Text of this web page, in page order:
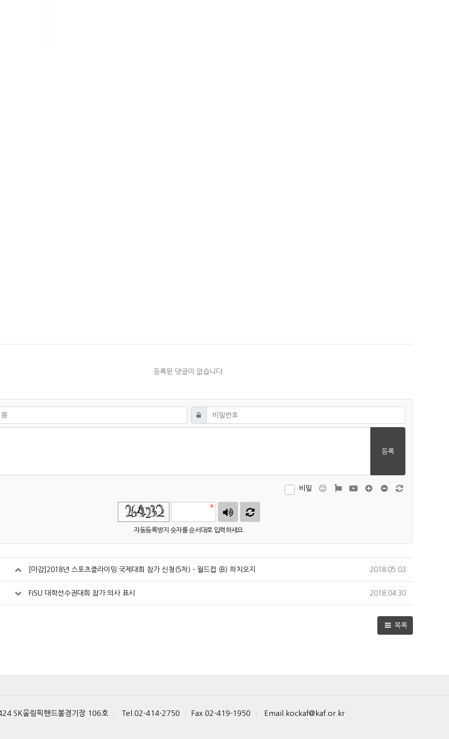
등록된 댓글이 없습니다.
기 비밀번호필수
등록
비밀 이모티콘폰트어썸동영상 댓글창 늘이기
댓글창 줄이기
자동등록방지 숫자를 순서대로 입력하세요.
[마감]2018년 스포츠클라이밍 국제대회 참가 신청(5차) - 월드컵 (B) 하치오지 작성일
2018.05.03
FISU 대학선수권대회 참가 의사 표시 작성일
2018.04.30
목록
SK올림픽핸드볼경기장 106호 Tel.02-414-2750 Fax.02-419-1950 Email.kockaf@kaf.or.kr